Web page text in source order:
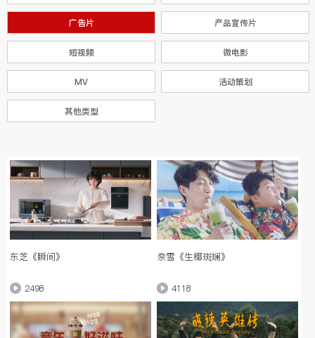
广告片 产品宣传片
短视频 微电影
MV 活动策划
其他类型
东芝《瞬间》
2498
奈雪《生椰斑斓》
4118